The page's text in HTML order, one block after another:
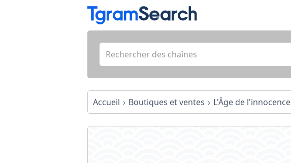
Accueil Boutiques et ventes L'Âge de l'innocence